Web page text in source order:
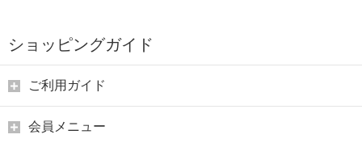
ショッピングガイド
ご利用ガイド
会員メニュー